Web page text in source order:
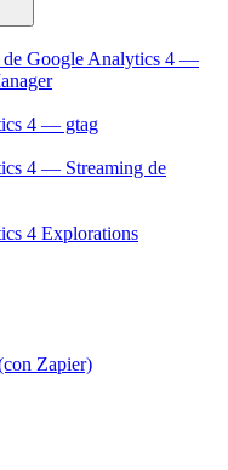
de Google Analytics 4 —
4 — gtag
4 — Streaming de
4 Explorations
Zapier)